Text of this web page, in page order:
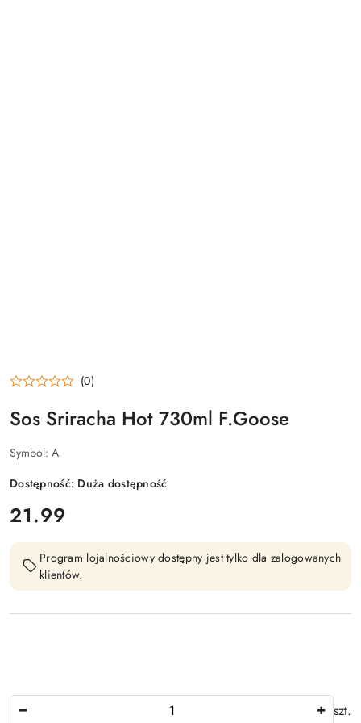
(0)
Sos Sriracha Hot 730ml F.Goose
Symbol: A
Dostępność: Duża dostępność
cena:
21.99
Program lojalnościowy dostępny jest tylko dla zalogowanych
klientów.
szt.